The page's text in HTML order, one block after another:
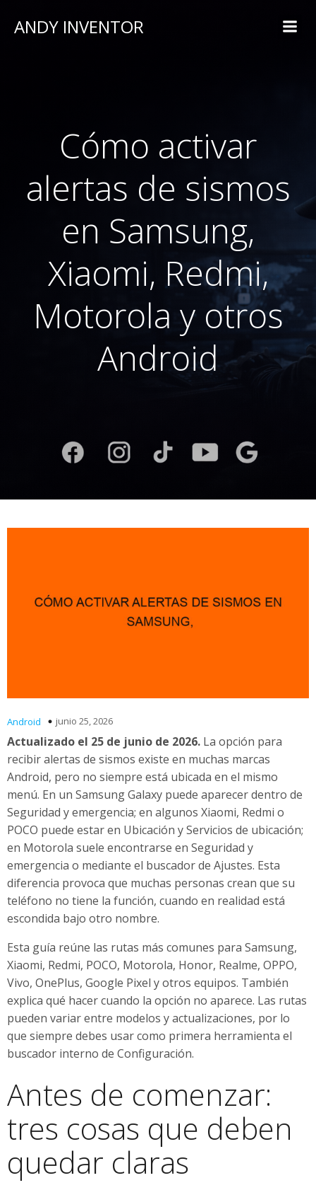
ANDY INVENTOR
Cómo activar
alertas de sismos
en Samsung,
Xiaomi, Redmi,
Motorola y otros
Android
Android junio 25, 2026
Actualizado el 25 de junio de 2026. La opción para
recibir alertas de sismos existe en muchas marcas
Android, pero no siempre está ubicada en el mismo
menú. En un Samsung Galaxy puede aparecer dentro de
Seguridad y emergencia; en algunos Xiaomi, Redmi o
POCO puede estar en Ubicación y Servicios de ubicación;
en Motorola suele encontrarse en Seguridad y
emergencia o mediante el buscador de Ajustes. Esta
diferencia provoca que muchas personas crean que su
teléfono no tiene la función, cuando en realidad está
escondida bajo otro nombre.
Esta guía reúne las rutas más comunes para Samsung,
Xiaomi, Redmi, POCO, Motorola, Honor, Realme, OPPO,
Vivo, OnePlus, Google Pixel y otros equipos. También
explica qué hacer cuando la opción no aparece. Las rutas
pueden variar entre modelos y actualizaciones, por lo
que siempre debes usar como primera herramienta el
buscador interno de Configuración.
Antes de comenzar:
tres cosas que deben
quedar claras